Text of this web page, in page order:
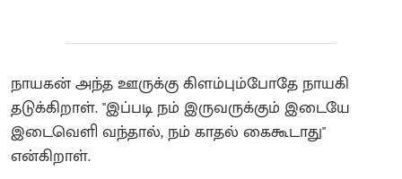
நாயகன் அந்த ஊருக்கு கிளம்பும்போதே நாயகி
தடுக்கிறாள். "இப்படி நம் இருவருக்கும் இடையே
இடைவெளி வந்தால், நம் காதல் கைகூடாது"
என்கிறாள்.